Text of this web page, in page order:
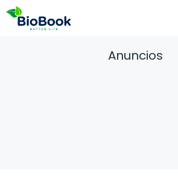
Saltar
Anuncios